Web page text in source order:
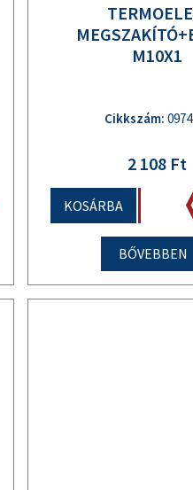
M10X1
Cikkszám:
2 108 Ft
KOSÁRBA
BŐVEBBEN